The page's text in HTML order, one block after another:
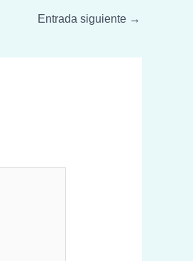
Entrada siguiente →